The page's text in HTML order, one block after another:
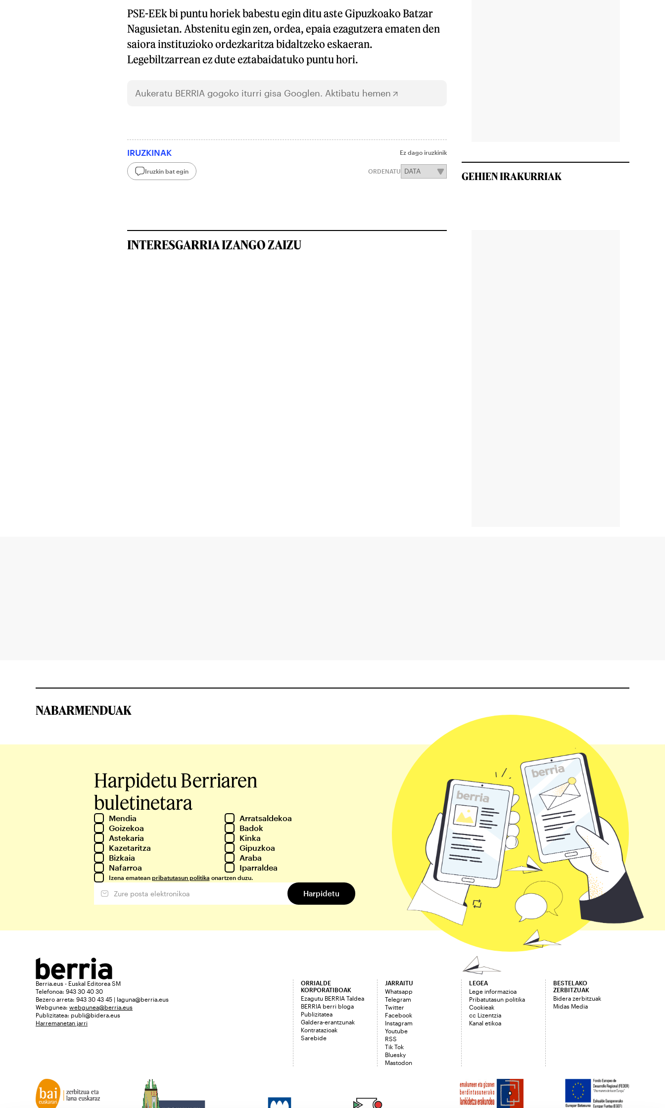
PSE-EEk bi puntu horiek babestu egin ditu aste Gipuzkoako Batzar
Nagusietan. Abstenitu egin zen, ordea, epaia ezagutzera ematen den
saiora instituzioko ordezkaritza bidaltzeko eskaeran.
Legebiltzarrean ez dute eztabaidatuko puntu hori.
Aukeratu BERRIA gogoko iturri gisa Googlen. Aktibatu hemen
IRUZKINAK Ez dago iruzkinik
Iruzkin bat egin ORDENATU GEHIEN IRAKURRIAK
INTERESGARRIA IZANGO ZAIZU
NABARMENDUAK
Harpidetu Berriaren
buletinetara
Mendia
Arratsaldekoa
Goizekoa
Badok
Astekaria
Kinka
Kazetaritza
Gipuzkoa
Bizkaia
Araba
Nafarroa
Iparraldea
Izena ematean pribatutasun politika onartzen duzu.
Berria.eus - Euskal Editorea SM
Telefonoa: 943 30 40 30
Bezero arreta: 943 30 43 45 | laguna@berria.eus
Webgunea: webgunea@berria.eus
Publizitatea: publi@bidera.eus
Harremanetan jarri
ORRIALDE
KORPORATIBOAK
Ezagutu BERRIA Taldea
BERRIA berri bloga
Publizitatea
Galdera-erantzunak
Kontratazioak
Sarebide
JARRAITU
Whatsapp
Telegram
Twitter
Facebook
Instagram
Youtube
RSS
Tik Tok
Bluesky
Mastodon
LEGEA
Lege informazioa
Pribatutasun politika
Cookieak
cc Lizentzia
Kanal etikoa
BESTELAKO
ZERBITZUAK
Bidera zerbitzuak
Midas Media